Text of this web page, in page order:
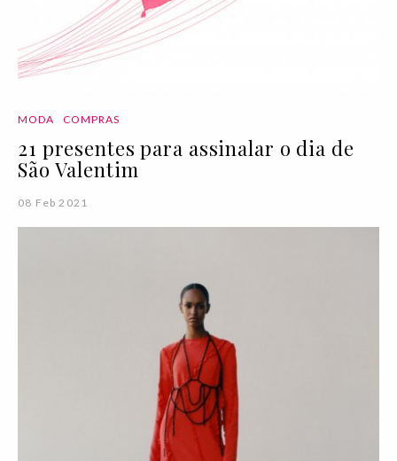
MODA COMPRAS
21 presentes para assinalar o dia de
São Valentim
08 Feb 2021